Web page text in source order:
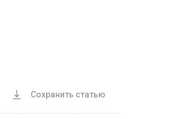
Сохранить статью